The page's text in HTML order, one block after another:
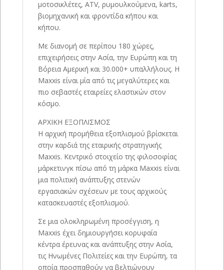
μοτοσικλέτες, ATV, ρυμουλκούμενα, karts,
βιομηχανική και φροντίδα κήπου και
κήπου.
Με διανομή σε περίπου 180 χώρες,
επιχειρήσεις στην Ασία, την Ευρώπη και τη
Βόρεια Αμερική και 30.000+ υπαλλήλους. Η
Maxxis είναι μία από τις μεγαλύτερες και
πιο σεβαστές εταιρείες ελαστικών στον
κόσμο.
ΑΡΧΙΚΗ ΕΞΟΠΛΙΣΜΟΣ
Η αρχική προμήθεια εξοπλισμού βρίσκεται
στην καρδιά της εταιρικής στρατηγικής
Maxxis. Κεντρικό στοιχείο της φιλοσοφίας
μάρκετινγκ πίσω από τη μάρκα Maxxis είναι
μια πολιτική ανάπτυξης στενών
εργασιακών σχέσεων με τους αρχικούς
κατασκευαστές εξοπλισμού.
Σε μια ολοκληρωμένη προσέγγιση, η
Maxxis έχει δημιουργήσει κορυφαία
κέντρα έρευνας και ανάπτυξης στην Ασία,
τις Ηνωμένες Πολιτείες και την Ευρώπη, τα
οποία προσπαθούν να βελτιώνουν